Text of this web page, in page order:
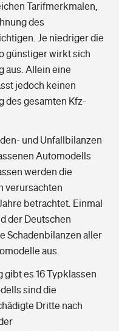
Tarifmerkmalen,
des
Je niedriger die
günstiger wirkt sich
aus. Allein eine
jedoch keinen
des gesamten Kfz-
und Unfallbilanzen
Automodells
werden die
verursachten
betrachtet. Einmal
der Deutschen
Schadenbilanzen aller
aus.
es 16 Typklassen
sind die
Dritte nach